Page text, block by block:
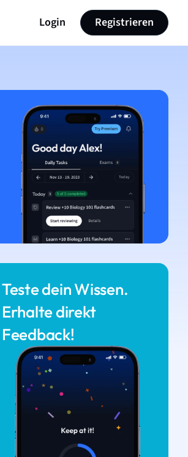
Login Registrieren
Teste dein Wissen.
Erhalte direkt
Feedback!